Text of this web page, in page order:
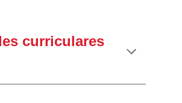
curriculares